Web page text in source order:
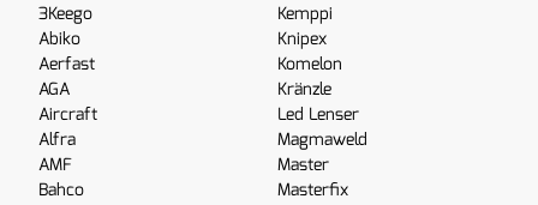
3Keego
Abiko
Aerfast
AGA
Aircraft
Alfra
AMF
Bahco
Kemppi
Knipex
Komelon
Kränzle
Led Lenser
Magmaweld
Master
Masterfix